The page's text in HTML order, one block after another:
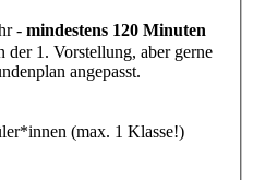
- mindestens 120 Minuten
der 1. Vorstellung, aber gerne
angepasst.
(max. 1 Klasse!)